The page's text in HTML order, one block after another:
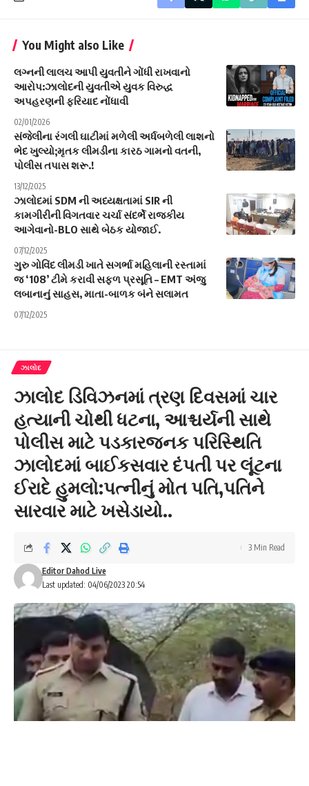
You Might also Like
લગ્નની લાલચ આપી યુવતીને ગોંધી રાખવાનો
આરોપ:ઝાલોદની યુવતીએ યુવક વિરુદ્ધ
અપહરણની ફરિયાદ નોંધાવી
02/01/2026
સંજેલીના રંગલી ઘાટીમાં મળેલી અર્ધબળેલી લાશનો
ભેદ ખુલ્યો;મૃતક લીમડીના કારઠ ગામનો વતની,
પોલીસ તપાસ શરૂ.!
13/12/2025
ઝાલોદમાં SDM ની અધ્યક્ષતામાં SIR ની
કામગીરીની વિગતવાર ચર્ચા સંદર્ભે રાજકીય
આગેવાનો-BLO સાથે બેઠક યોજાઈ.
07/12/2025
ગુરુ ગોવિંદ લીમડી ખાતે સગર્ભા મહિલાની રસ્તામાં
જ ‘108’ ટીમે કરાવી સફળ પ્રસૂતિ – EMT અંજુ
લબાનાનું સાહસ, માતા-બાળક બંને સલામત
07/12/2025
ઝાલોદ
ઝાલોદ ડિવિઝનમાં ત્રણ દિવસમાં ચાર
હત્યાની ચોથી ધટના, આશ્ચર્યની સાથે
પોલીસ માટે પડકારજનક પરિસ્થિતિ
ઝાલોદમાં બાઈકસવાર દંપતી પર લૂંટના
ઈરાદે હુમલો:પત્નીનું મોત પતિ,પતિને
સારવાર માટે ખસેડાયો..
Last updated: 04/06/2023 20:54
Editor Dahod Live
3 Min Read